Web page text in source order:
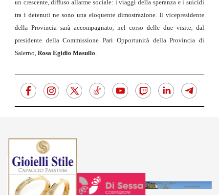
un crescente, diffuso allarme sociale: i viaggi della speranza e i suicidi
tra i detenuti ne sono una eloquente dimostrazione. Il vicepresidente
della Provincia sarà accompagnato, nel corso delle due visite, dal
presidente della Commissione Pari Opportunità della Provincia di
Salerno, Rosa Egidio Masullo.